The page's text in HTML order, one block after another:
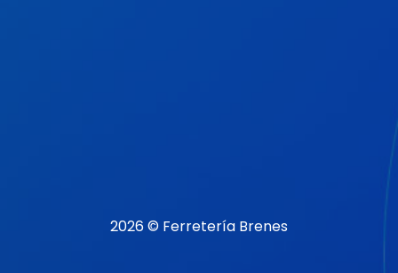
2026 © Ferretería Brenes